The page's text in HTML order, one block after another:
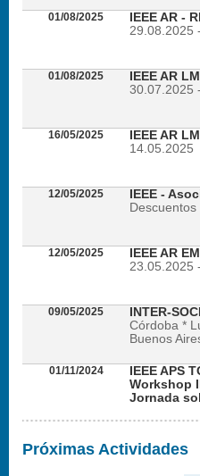
01/08/2025
IEEE AR -
29.08.2025
01/08/2025
IEEE AR
30.07.2025
16/05/2025
IEEE AR
14.05.2025
12/05/2025
IEEE -
12/05/2025
IEEE AR
23.05.2025
09/05/2025
INTER-
Córdoba *
Buenos
01/11/2024
IEEE APS
Workshop
Jornada
Próximas Actividades